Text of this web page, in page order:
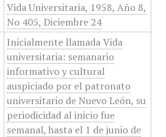
Vida Universitaria, 1958, Año 8,
No 405, Diciembre 24
Inicialmente llamada Vida
universitaria: semanario
informativo y cultural
auspiciado por el patronato
universitario de Nuevo León, su
periodicidad al inicio fue
semanal, hasta el 1 de junio de